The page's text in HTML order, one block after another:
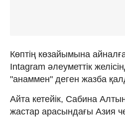
Көптің көзайымына
Intagram әлеуметтік
"анаммен" деген жазба
Айта кетейік, Сабина
жастар арасындағы Азия